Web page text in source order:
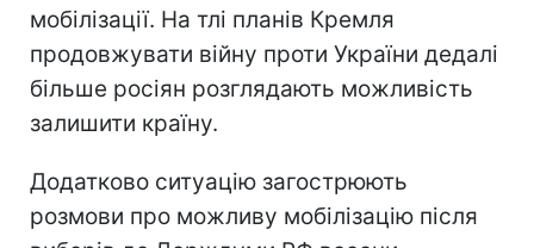
мобілізації. На тлі планів Кремля
продовжувати війну проти України дедалі
більше росіян розглядають можливість
залишити країну.
Додатково ситуацію загострюють
розмови про можливу мобілізацію після